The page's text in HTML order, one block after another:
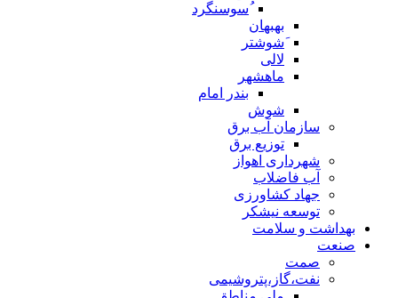
ُسوسنگرد
بهبهان
َشوشتر
لالی
ماهشهر
بندر امام
شوش
سازمان آب برق
توزیع برق
شهرداری اهواز
آب فاضلاب
جهاد کشاورزی
توسعه نیشکر
بهداشت و سلامت
صنعت
صمت
نفت،گاز،پتروشیمی